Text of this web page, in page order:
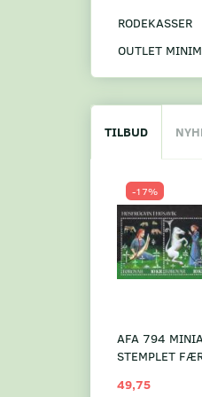
RODEKASSER
OUTLET
TILBUD
-17%
AFA 794
STEMPLET
49,75